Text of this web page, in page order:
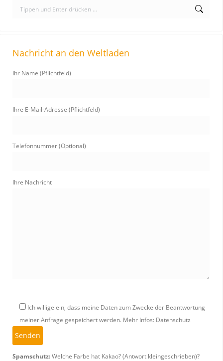
c
:
Nachricht an den Weltladen
Ihr Name (Pflichtfeld)
Ihre E-Mail-Adresse (Pflichtfeld)
Telefonnummer (Optional)
Ihre Nachricht
Ich willige ein, dass meine Daten zum Zwecke der Beantwortung
meiner Anfrage gespeichert werden. Mehr Infos: Datenschutz
Spamschutz:Welche Farbe hat Kakao? (Antwort kleingeschrieben)?